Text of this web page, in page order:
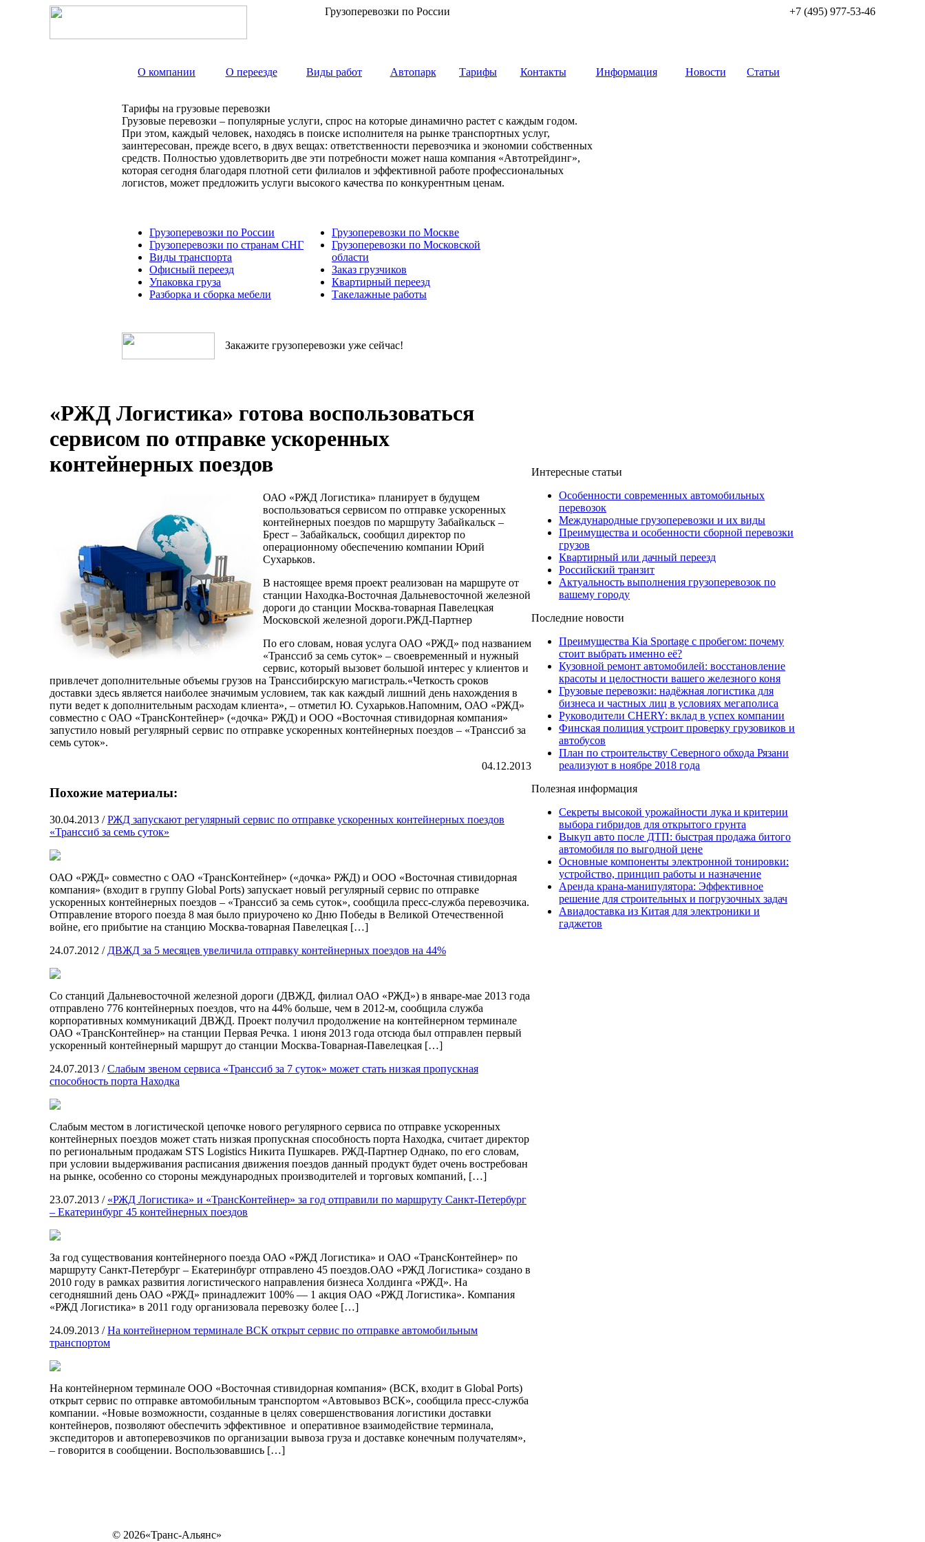
Грузоперевозки по России +7 (495) 977-53-46
О компании О переезде Виды работ Автопарк Тарифы Контакты Информация Новости Статьи
Тарифы на грузовые перевозки
Грузовые перевозки – популярные услуги, спрос на которые динамично растет с каждым годом.
При этом, каждый человек, находясь в поиске исполнителя на рынке транспортных услуг,
заинтересован, прежде всего, в двух вещах: ответственности перевозчика и экономии собственных
средств. Полностью удовлетворить две эти потребности может наша компания «Автотрейдинг»,
которая сегодня благодаря плотной сети филиалов и эффективной работе профессиональных
логистов, может предложить услуги высокого качества по конкурентным ценам.
Грузоперевозки по России
Грузоперевозки по странам СНГ
Виды транспорта
Офисный переезд
Упаковка груза
Разборка и сборка мебели
Грузоперевозки по Москве
Грузоперевозки по Московской
области
Заказ грузчиков
Квартирный переезд
Такелажные работы
Закажите грузоперевозки уже сейчас!
«РЖД Логистика» готова воспользоваться
сервисом по отправке ускоренных
контейнерных поездов
ОАО «РЖД Логистика» планирует в будущем
воспользоваться сервисом по отправке ускоренных
контейнерных поездов по маршруту Забайкальск –
Брест – Забайкальск, сообщил директор по
операционному обеспечению компании Юрий
Сухарьков.
В настоящее время проект реализован на маршруте от
станции Находка-Восточная Дальневосточной железной
дороги до станции Москва-товарная Павелецкая
Московской железной дороги.РЖД-Партнер
По его словам, новая услуга ОАО «РЖД» под названием
«Транссиб за семь суток» – своевременный и нужный
сервис, который вызовет большой интерес у клиентов и
привлечет дополнительные объемы грузов на Транссибирскую магистраль.«Четкость сроков
доставки здесь является наиболее значимым условием, так как каждый лишний день нахождения в
пути ведет к дополнительным расходам клиента», – отметил Ю. Сухарьков.Напомним, ОАО «РЖД»
совместно с ОАО «ТрансКонтейнер» («дочка» РЖД) и ООО «Восточная стивидорная компания»
запустило новый регулярный сервис по отправке ускоренных контейнерных поездов – «Транссиб за
семь суток».
04.12.2013
Похожие материалы:
30.04.2013 /РЖД запускают регулярный сервис по отправке ускоренных контейнерных поездов
«Транссиб за семь суток»
ОАО «РЖД» совместно с ОАО «ТрансКонтейнер» («дочка» РЖД) и ООО «Восточная стивидорная
компания» (входит в группу Global Ports) запускает новый регулярный сервис по отправке
ускоренных контейнерных поездов – «Транссиб за семь суток», сообщила пресс-служба перевозчика.
Отправление второго поезда 8 мая было приурочено ко Дню Победы в Великой Отечественной
войне, его прибытие на станцию Москва-товарная Павелецкая […]
24.07.2012 / ДВЖД за 5 месяцев увеличила отправку контейнерных поездов на 44%
Со станций Дальневосточной железной дороги (ДВЖД, филиал ОАО «РЖД») в январе-мае 2013 года
отправлено 776 контейнерных поездов, что на 44% больше, чем в 2012-м, сообщила служба
корпоративных коммуникаций ДВЖД. Проект получил продолжение на контейнерном терминале
ОАО «ТрансКонтейнер» на станции Первая Речка. 1 июня 2013 года отсюда был отправлен первый
ускоренный контейнерный маршрут до станции Москва-Товарная-Павелецкая […]
24.07.2013 /Слабым звеном сервиса «Транссиб за 7 суток» может стать низкая пропускная
способность порта Находка
Слабым местом в логистической цепочке нового регулярного сервиса по отправке ускоренных
контейнерных поездов может стать низкая пропускная способность порта Находка, считает директор
по региональным продажам STS Logistics Никита Пушкарев. РЖД-Партнер Однако, по его словам,
при условии выдерживания расписания движения поездов данный продукт будет очень востребован
на рынке, особенно со стороны международных производителей и торговых компаний, […]
23.07.2013 / «РЖД Логистика» и «ТрансКонтейнер» за год отправили по маршруту Санкт-Петербург
– Екатеринбург 45 контейнерных поездов
За год существования контейнерного поезда ОАО «РЖД Логистика» и ОАО «ТрансКонтейнер» по
маршруту Санкт-Петербург – Екатеринбург отправлено 45 поездов.ОАО «РЖД Логистика» создано в
2010 году в рамках развития логистического направления бизнеса Холдинга «РЖД». На
сегодняшний день ОАО «РЖД» принадлежит 100% — 1 акция ОАО «РЖД Логистика». Компания
«РЖД Логистика» в 2011 году организовала перевозку более […]
24.09.2013 /На контейнерном терминале ВСК открыт сервис по отправке автомобильным
транспортом
На контейнерном терминале ООО «Восточная стивидорная компания» (ВСК, входит в Global Ports)
открыт сервис по отправке автомобильным транспортом «Автовывоз ВСК», сообщила пресс-служба
компании. «Новые возможности, созданные в целях совершенствования логистики доставки
контейнеров, позволяют обеспечить эффективное и оперативное взаимодействие терминала,
экспедиторов и автоперевозчиков по организации вывоза груза и доставке конечным получателям»,
– говорится в сообщении. Воспользовавшись […]
Интересные статьи
Особенности современных автомобильных
перевозок
Международные грузоперевозки и их виды
Преимущества и особенности сборной перевозки
грузов
Квартирный или дачный переезд
Российский транзит
Актуальность выполнения грузоперевозок по
вашему городу
Последние новости
Преимущества Kia Sportage с пробегом: почему
стоит выбрать именно её?
Кузовной ремонт автомобилей: восстановление
красоты и целостности вашего железного коня
Грузовые перевозки: надёжная логистика для
бизнеса и частных лиц в условиях мегаполиса
Руководители CHERY: вклад в успех компании
Финская полиция устроит проверку грузовиков и
автобусов
План по строительству Северного обхода Рязани
реализуют в ноябре 2018 года
Полезная информация
Секреты высокой урожайности лука и критерии
выбора гибридов для открытого грунта
Выкуп авто после ДТП: быстрая продажа битого
автомобиля по выгодной цене
Основные компоненты электронной тонировки:
устройство, принцип работы и назначение
Аренда крана-манипулятора: Эффективное
решение для строительных и погрузочных задач
Авиадоставка из Китая для электроники и
гаджетов
© 2026«Транс-Альянс»